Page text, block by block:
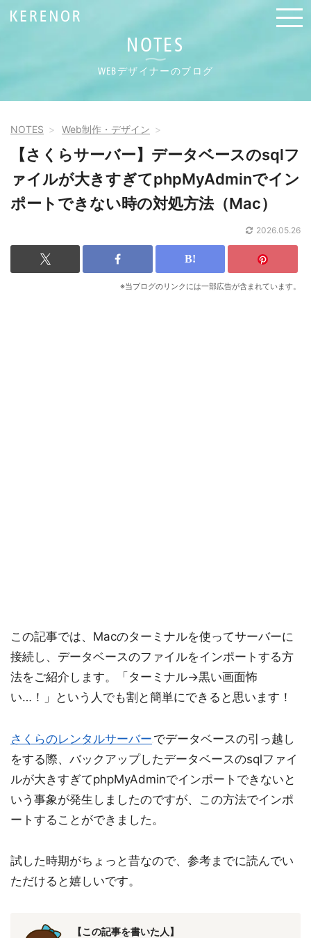
NOTES
WEBデザイナーのブログ
NOTES Web制作・デザイン
【さくらサーバー】データベースのsqlフ
ァイルが大きすぎてphpMyAdminでイン
ポートできない時の対処方法（Mac）
2026.05.26
※当ブログのリンクには一部広告が含まれています。
この記事では、Macのターミナルを使ってサーバーに
接続し、データベースのファイルをインポートする方
法をご紹介します。「ターミナル→黒い画面怖
い…！」という人でも割と簡単にできると思います！
さくらのレンタルサーバー でデータベースの引っ越し
をする際、バックアップしたデータベースのsqlファイ
ルが大きすぎてphpMyAdminでインポートできないと
いう事象が発生しましたのですが、この方法でインポ
ートすることができました。
試した時期がちょっと昔なので、参考までに読んでい
ただけると嬉しいです。
【この記事を書いた人】